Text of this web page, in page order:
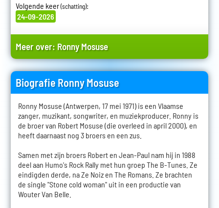
Volgende keer(schatting):
24-09-2026
Meer over: Ronny Mosuse
Biografie Ronny Mosuse
Ronny Mosuse (Antwerpen, 17 mei 1971) is een Vlaamse
zanger, muzikant, songwriter, en muziekproducer. Ronny is
de broer van Robert Mosuse (die overleed in april 2000), en
heeft daarnaast nog 3 broers en een zus.
Samen met zijn broers Robert en Jean-Paul nam hij in 1988
deel aan Humo's Rock Rally met hun groep The B-Tunes. Ze
eindigden derde, na Ze Noiz en The Romans. Ze brachten
de single "Stone cold woman" uit in een productie van
Wouter Van Belle.